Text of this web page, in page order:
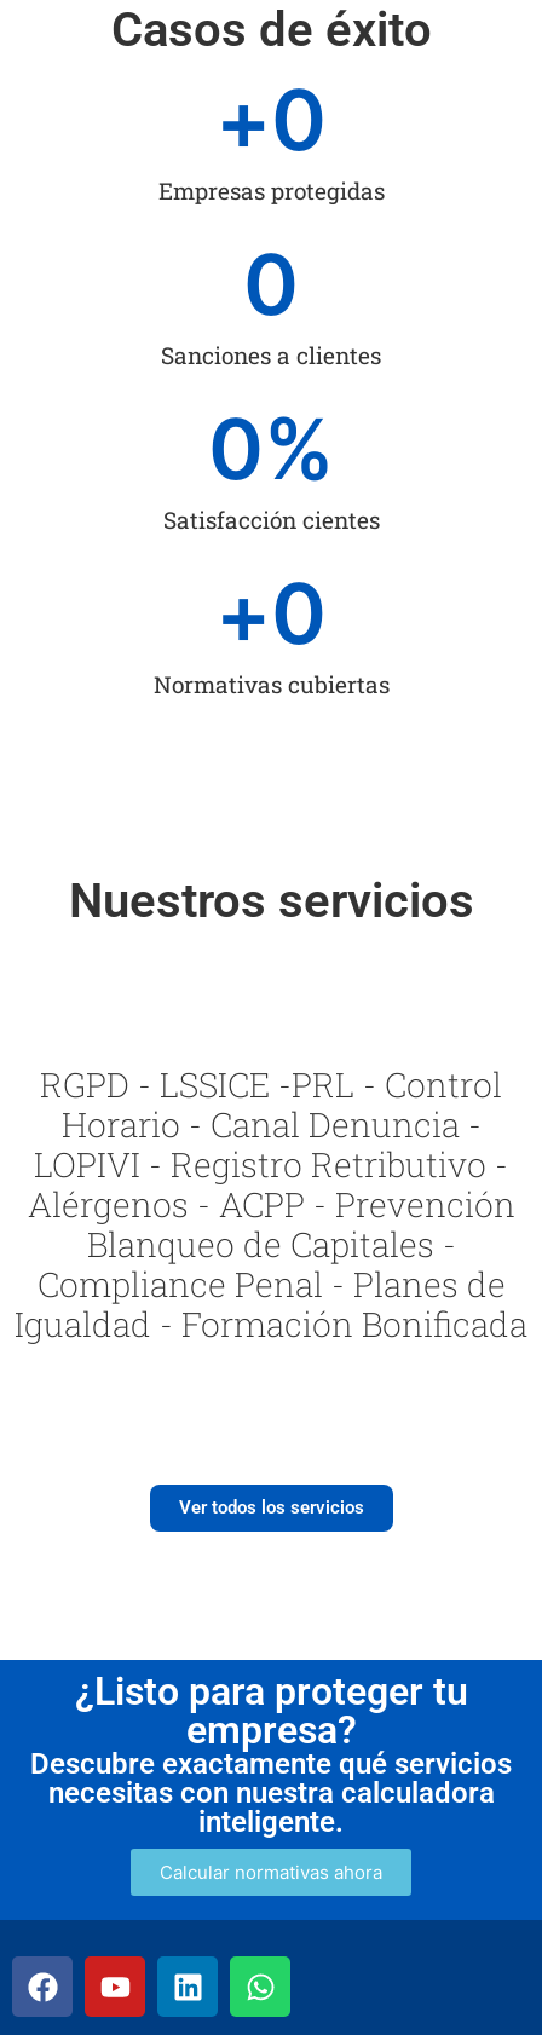
Casos de éxito
Empresas protegidas
+0
Sanciones a clientes
0
Satisfacción cientes
0%
Normativas cubiertas
+0
Nuestros servicios
RGPD - LSSICE -PRL - Control
Horario - Canal Denuncia -
LOPIVI - Registro Retributivo -
Alérgenos - ACPP - Prevención
Blanqueo de Capitales -
Compliance Penal - Planes de
Igualdad - Formación Bonificada
Ver todos los servicios
¿Listo para proteger tu
empresa?
Descubre exactamente qué servicios
necesitas con nuestra calculadora
inteligente.
Calcular normativas ahora